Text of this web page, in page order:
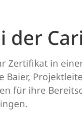
der
Zertifikat in
für ihre